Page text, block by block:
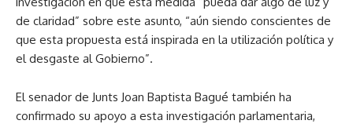
de claridad” sobre este asunto, “aún siendo conscientes de
que esta propuesta está inspirada en la utilización política y
el desgaste al Gobierno”.
El senador de Junts Joan Baptista Bagué también ha
confirmado su apoyo a esta investigación parlamentaria,